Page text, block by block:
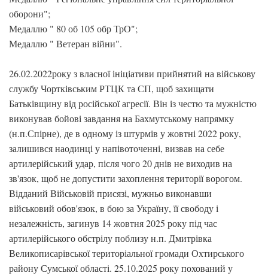
оборони";
Медаллю " 80 об 105 обр ТрО";
Медаллю " Ветеран війни".
26.02.2022року з власної ініціативи прийнятий на військову
службу Чортківським РТЦК та СП, щоб захищати
Батьківщину від російської агресії. Він із честю та мужністю
виконував бойові завдання на Бахмутському напрямку
(н.п.Спірне), де в одному із штурмів у жовтні 2022 року,
залишився наодинці у напівоточенні, визвав на себе
артилерійський удар, після чого 20 днів не виходив на
зв'язок, щоб не допустити захоплення території ворогом.
Відданий Військовій присязі, мужньо виконавши
військовий обов'язок, в бою за Україну, її свободу і
незалежність, загинув 14 жовтня 2025 року під час
артилерійського обстрілу поблизу н.п. Дмитрівка
Великописарівської територіальної громади Охтирського
району Сумської області. 25.10.2025 року похований у